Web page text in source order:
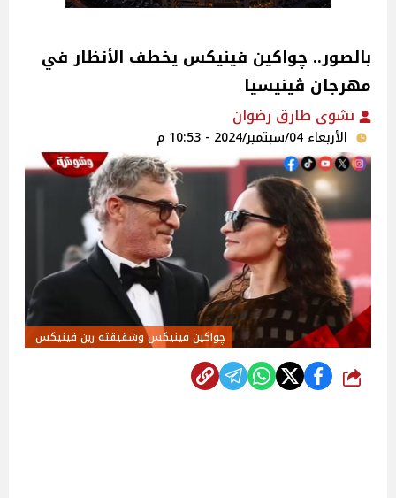
بالصور.. چواكين فينيكس يخطف الأنظار في
مهرجان ڤينيسيا
نشوى طارق رضوان
الأربعاء 04/سبتمبر/2024 - 10:53 م
چواكين فينيكس وشقيقته رين فينيكس
شارك